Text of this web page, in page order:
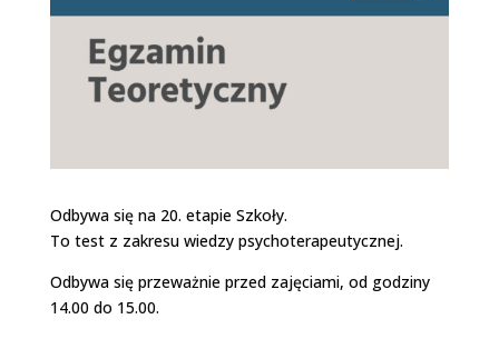
Odbywa się na 20. etapie Szkoły.
To test z zakresu wiedzy psychoterapeutycznej.
Odbywa się przeważnie przed zajęciami, od godziny
14.00 do 15.00.